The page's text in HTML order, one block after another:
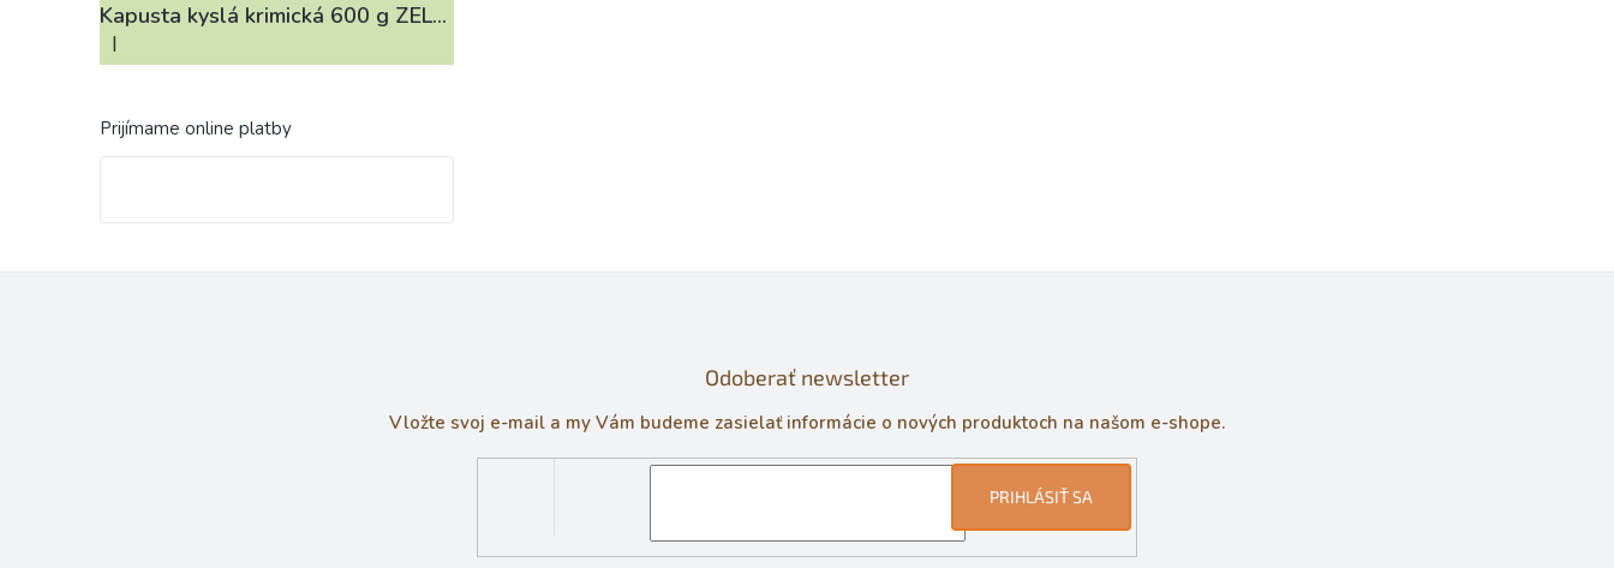
Kapusta kyslá krimická 600 g ZELÁRNA LOBKOWICZ
Hodnotenie produktu je 4 z 5 hviezdičiek.
|
Prijímame online platby
Odoberať newsletter
Vložte svoj e-mail a my Vám budeme zasielať informácie o nových produktoch na našom e-shope.
PRIHLÁSIŤ SA